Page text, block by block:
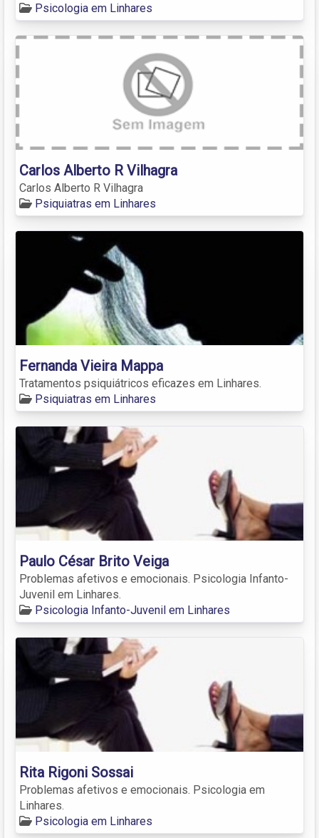
Psicologia em Linhares
Carlos Alberto R Vilhagra
Carlos Alberto R Vilhagra
Psiquiatras em Linhares
Fernanda Vieira Mappa
Tratamentos psiquiátricos eficazes em Linhares.
Psiquiatras em Linhares
Paulo César Brito Veiga
Problemas afetivos e emocionais. Psicologia Infanto-
Juvenil em Linhares.
Psicologia Infanto-Juvenil em Linhares
Rita Rigoni Sossai
Problemas afetivos e emocionais. Psicologia em
Linhares.
Psicologia em Linhares